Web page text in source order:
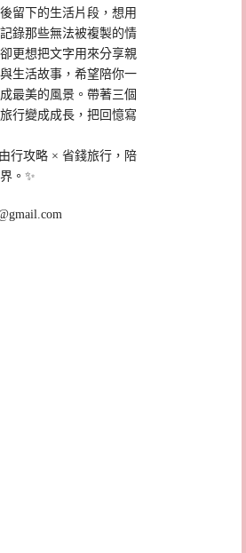
留下的生活片段，想用
錄那些無法被複製的情
更想把文字用來分享親
生活故事，希望陪你一
最美的風景。帶著三個
行變成成長，把回憶寫
行攻略 × 省錢旅行，陪
。✨